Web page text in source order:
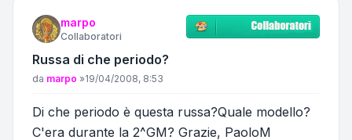
marpo
Collaboratori
Russa di che periodo?
Messaggio
da marpo »19/04/2008, 8:53
Di che periodo è questa russa?Quale modello?
C'era durante la 2^GM? Grazie, PaoloM